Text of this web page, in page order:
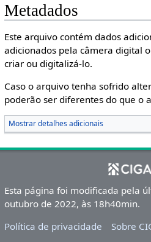
Metadados
Este arquivo contém dados
adicionados pela câmera digital
criar ou digitalizá-lo.
Caso o arquivo tenha sofrido
poderão ser diferentes do que o
Mostrar detalhes adicionais
Esta página foi modificada pela
outubro de 2022, às 18h40min.
Política de privacidade
Sobre